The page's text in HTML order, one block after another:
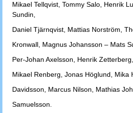
Mikael Tellqvist, Tommy Salo, Henrik
Sundin,
Daniel Tjärnqvist, Mattias Norström,
Kronwall, Magnus Johansson – Mats
Per-Johan Axelsson, Henrik
Mikael Renberg, Jonas Höglund, Mika
Davidsson, Marcus Nilson, Mathias
Samuelsson.